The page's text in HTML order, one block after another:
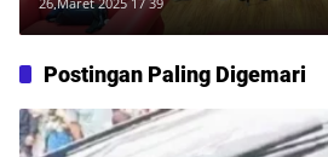
Postingan Paling Digemari